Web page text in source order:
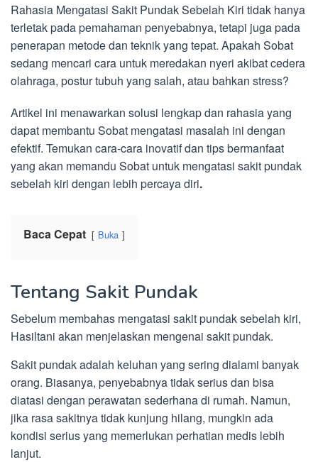
Rahasia Mengatasi Sakit Pundak Sebelah Kiri tidak hanya
terletak pada pemahaman penyebabnya, tetapi juga pada
penerapan metode dan teknik yang tepat. Apakah Sobat
sedang mencari cara untuk meredakan nyeri akibat cedera
olahraga, postur tubuh yang salah, atau bahkan stress?
Artikel ini menawarkan solusi lengkap dan rahasia yang
dapat membantu Sobat mengatasi masalah ini dengan
efektif. Temukan cara-cara inovatif dan tips bermanfaat
yang akan memandu Sobat untuk mengatasi sakit pundak
sebelah kiri dengan lebih percaya diri.
Baca Cepat Buka
Tentang Sakit Pundak
Sebelum membahas mengatasi sakit pundak sebelah kiri,
Hasiltani akan menjelaskan mengenai sakit pundak.
Sakit pundak adalah keluhan yang sering dialami banyak
orang. Biasanya, penyebabnya tidak serius dan bisa
diatasi dengan perawatan sederhana di rumah. Namun,
jika rasa sakitnya tidak kunjung hilang, mungkin ada
kondisi serius yang memerlukan perhatian medis lebih
lanjut.